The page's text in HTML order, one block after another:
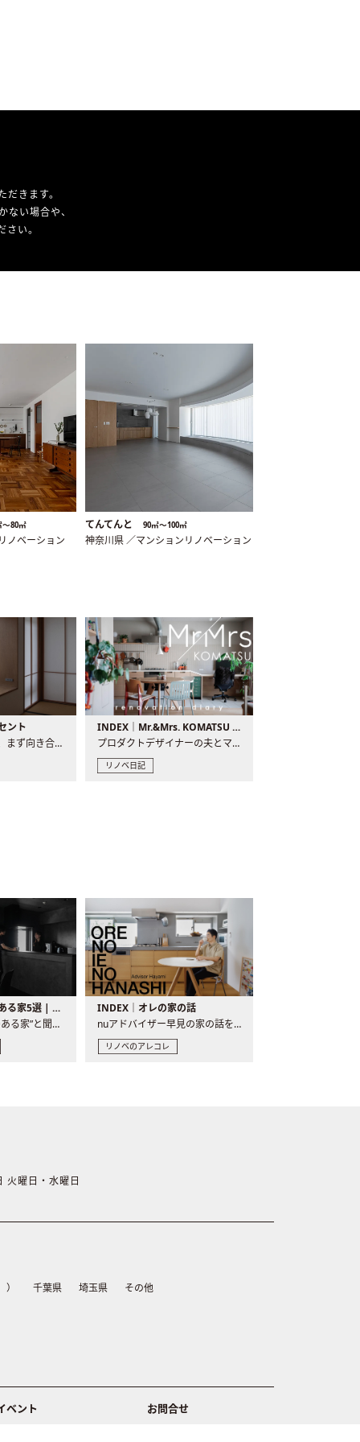
きます。
い場合や、
い。
〜80㎡
ノベーション
てんてんと 90㎡〜100㎡
神奈川県 ／マンションリノベーション
ント
現場が始まるとき、まず向き合うものの一つがコンセントです..
INDEX｜Mr.&Mrs. KOMATSU renovation diary
プロダクトデザイナーの夫とマーチャンダイザーの妻が、夫婦で..
リノベ日記
バーカウンターのある家5選 | 日常に馴染む“距離の近い”キッチンとは
“バーカウンターのある家”と聞くと、少し特別な、大人のための..
INDEX｜オレの家の話
nuアドバイザー早見の家の話を、全4話でお届け。リノベーションを..
リノベのアレコレ
曜日・水曜日
） 千葉県 埼玉県
その他
ベント お問合せ